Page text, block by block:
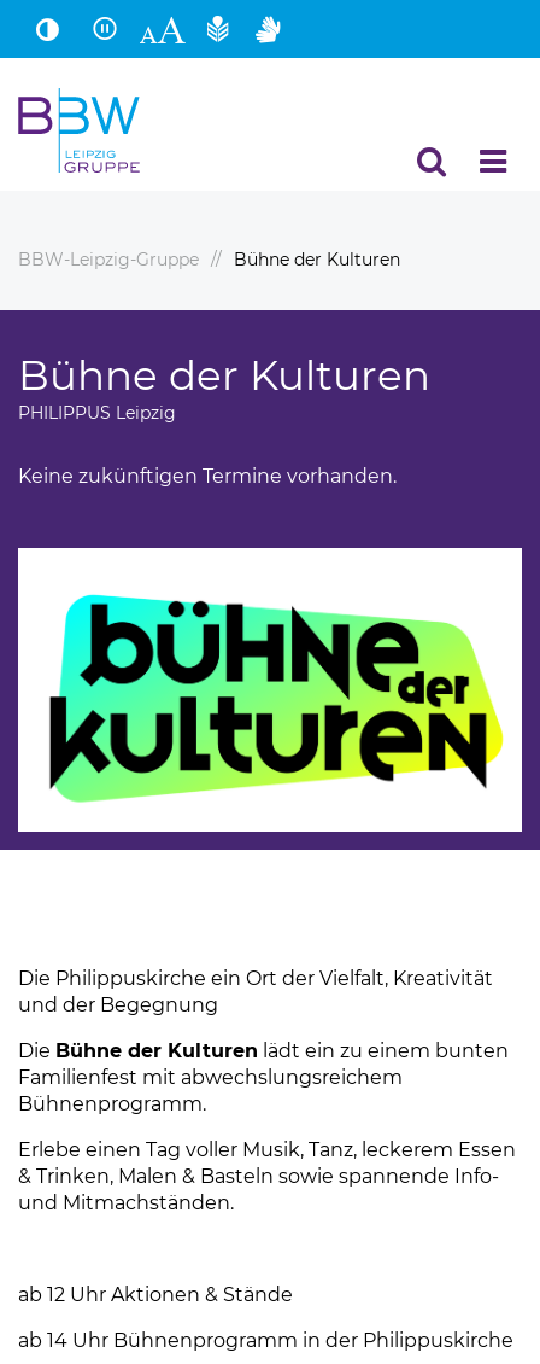
Hauptinhalt
Fußbereich
BBW-Leipzig-Gruppe Bühne der Kulturen
Bühne der Kulturen
PHILIPPUS Leipzig
Keine zukünftigen Termine vorhanden.
Die Philippuskirche ein Ort der Vielfalt, Kreativität
und der Begegnung
Die Bühne der Kulturen lädt ein zu einem bunten
Familienfest mit abwechslungsreichem
Bühnenprogramm.
Erlebe einen Tag voller Musik, Tanz, leckerem Essen
& Trinken, Malen & Basteln sowie spannende Info-
und Mitmachständen.
ab 12 Uhr Aktionen & Stände
ab 14 Uhr Bühnenprogramm in der Philippuskirche